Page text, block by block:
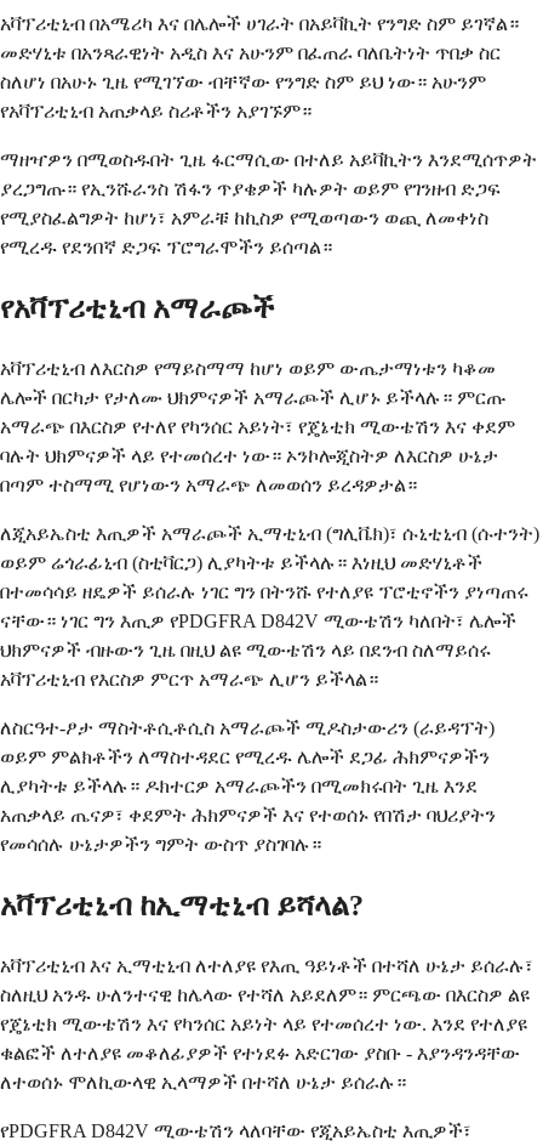
አቫፕሪቲኒብ በአሜሪካ እና በሌሎች ሀገራት በአይቫኪት የንግድ ስም ይገኛል።
መድሃኒቱ በአንጻራዊነት አዲስ እና አሁንም በፈጠራ ባለቤትነት ጥበቃ ስር
ስለሆነ በአሁኑ ጊዜ የሚገኘው ብቸኛው የንግድ ስም ይህ ነው። አሁንም
የአቫፕሪቲኒብ አጠቃላይ ስሪቶችን አያገኙም።
ማዘዣዎን በሚወስዱበት ጊዜ ፋርማሲው በተለይ አይቫኪትን እንደሚሰጥዎት
ያረጋግጡ። የኢንሹራንስ ሽፋን ጥያቄዎች ካሉዎት ወይም የገንዘብ ድጋፍ
የሚያስፈልግዎት ከሆነ፣ አምራቹ ከኪስዎ የሚወጣውን ወጪ ለመቀነስ
የሚረዱ የደንበኛ ድጋፍ ፕሮግራሞችን ይሰጣል።
የአቫፕሪቲኒብ አማራጮች
አቫፕሪቲኒብ ለእርስዎ የማይስማማ ከሆነ ወይም ውጤታማነቱን ካቆመ
ሌሎች በርካታ የታለሙ ህክምናዎች አማራጮች ሊሆኑ ይችላሉ። ምርጡ
አማራጭ በእርስዎ የተለየ የካንሰር አይነት፣ የጄኔቲክ ሚውቴሽን እና ቀደም
ባሉት ህክምናዎች ላይ የተመሰረተ ነው። ኦንኮሎጂስትዎ ለእርስዎ ሁኔታ
በጣም ተስማሚ የሆነውን አማራጭ ለመወሰን ይረዳዎታል።
ለጂአይኤስቲ እጢዎች አማራጮች ኢማቲኒብ (ግሊቬክ)፣ ሱኒቲኒብ (ሱተንት)
ወይም ሬጎራፊኒብ (ስቲቫርጋ) ሊያካትቱ ይችላሉ። እነዚህ መድሃኒቶች
በተመሳሳይ ዘዴዎች ይሰራሉ ነገር ግን በትንሹ የተለያዩ ፕሮቲኖችን ያነጣጠሩ
ናቸው። ነገር ግን እጢዎ የPDGFRA D842V ሚውቴሽን ካለበት፣ ሌሎች
ህክምናዎች ብዙውን ጊዜ በዚህ ልዩ ሚውቴሽን ላይ በደንብ ስለማይሰሩ
አቫፕሪቲኒብ የእርስዎ ምርጥ አማራጭ ሊሆን ይችላል።
ለስርዓተ-ፆታ ማስትቶሲቶሲስ አማራጮች ሚዶስታውሪን (ራይዳፕት)
ወይም ምልክቶችን ለማስተዳደር የሚረዱ ሌሎች ደጋፊ ሕክምናዎችን
ሊያካትቱ ይችላሉ። ዶክተርዎ አማራጮችን በሚመክሩበት ጊዜ እንደ
አጠቃላይ ጤናዎ፣ ቀደምት ሕክምናዎች እና የተወሰኑ የበሽታ ባህሪያትን
የመሳሰሉ ሁኔታዎችን ግምት ውስጥ ያስገባሉ።
አቫፕሪቲኒብ ከኢማቲኒብ ይሻላል?
አቫፕሪቲኒብ እና ኢማቲኒብ ለተለያዩ የእጢ ዓይነቶች በተሻለ ሁኔታ ይሰራሉ፣
ስለዚህ አንዱ ሁለንተናዊ ከሌላው የተሻለ አይደለም። ምርጫው በእርስዎ ልዩ
የጄኔቲክ ሚውቴሽን እና የካንሰር አይነት ላይ የተመሰረተ ነው. እንደ የተለያዩ
ቁልፎች ለተለያዩ መቆለፊያዎች የተነደፉ አድርገው ያስቡ - እያንዳንዳቸው
ለተወሰኑ ሞለኪውላዊ ኢላማዎች በተሻለ ሁኔታ ይሰራሉ።
የPDGFRA D842V ሚውቴሽን ላለባቸው የጂአይኤስቲ እጢዎች፣